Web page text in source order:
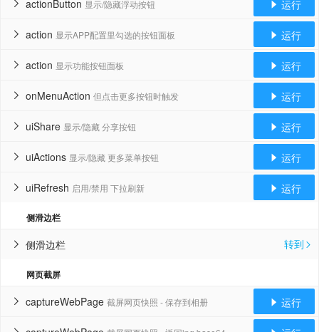
actionButton 显示/隐藏浮动按钮
  运行
action 显示APP配置里勾选的按钮面板
  运行
action 显示功能按钮面板
  运行
onMenuAction 但点击更多按钮时触发
  运行
uiShare 显示/隐藏 分享按钮
  运行
uiActions 显示/隐藏 更多菜单按钮
  运行
uiRefresh 启用/禁用 下拉刷新
  运行
侧滑边栏
侧滑边栏
 转到 
网页截屏
captureWebPage 截屏网页快照 - 保存到相册
  运行